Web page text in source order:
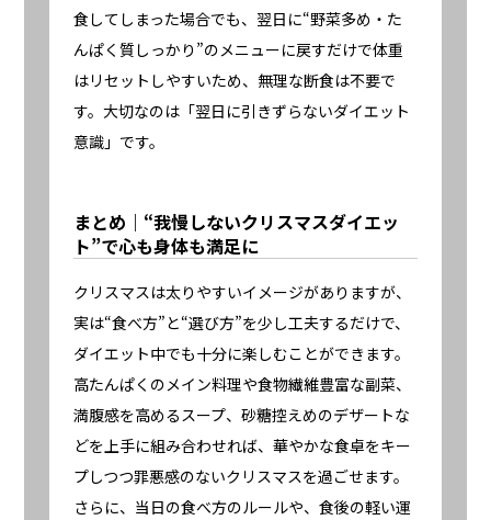
食してしまった場合でも、翌日に“野菜多め・た
んぱく質しっかり”のメニューに戻すだけで体重
はリセットしやすいため、無理な断食は不要で
す。大切なのは「翌日に引きずらないダイエット
意識」です。
まとめ｜“我慢しないクリスマスダイエッ
ト”で心も身体も満足に
クリスマスは太りやすいイメージがありますが、
実は“食べ方”と“選び方”を少し工夫するだけで、
ダイエット中でも十分に楽しむことができます。
高たんぱくのメイン料理や食物繊維豊富な副菜、
満腹感を高めるスープ、砂糖控えめのデザートな
どを上手に組み合わせれば、華やかな食卓をキー
プしつつ罪悪感のないクリスマスを過ごせます。
さらに、当日の食べ方のルールや、食後の軽い運